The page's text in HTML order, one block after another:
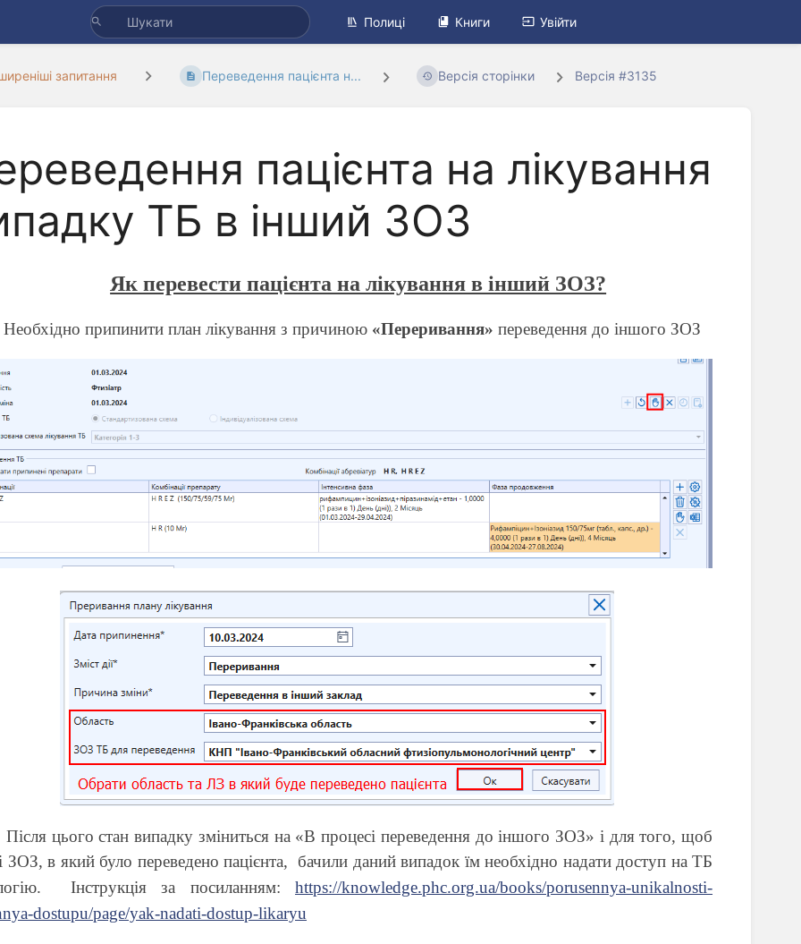
Полиці Книги Увійти
запитання Переведення пацієнта н... Версія сторінки Версія #3135
пацієнта на лікування
ТБ в інший ЗОЗ
Як перевести пацієнта на лікування в інший ЗОЗ?
Необхідно припинити план лікування з причиною «Переривання» переведення до іншого ЗОЗ
Після цього стан випадку зміниться на «В процесі переведення до іншого ЗОЗ» і для того, щоб
ЗОЗ, в який було переведено пацієнта,
бачили даний випадок їм необхідно надати доступ на ТБ
Інструкція за посиланням:https://knowledge.phc.org.ua/books/porusennya-unikalnosti-
dostupu/page/yak-nadati-dostup-likaryu